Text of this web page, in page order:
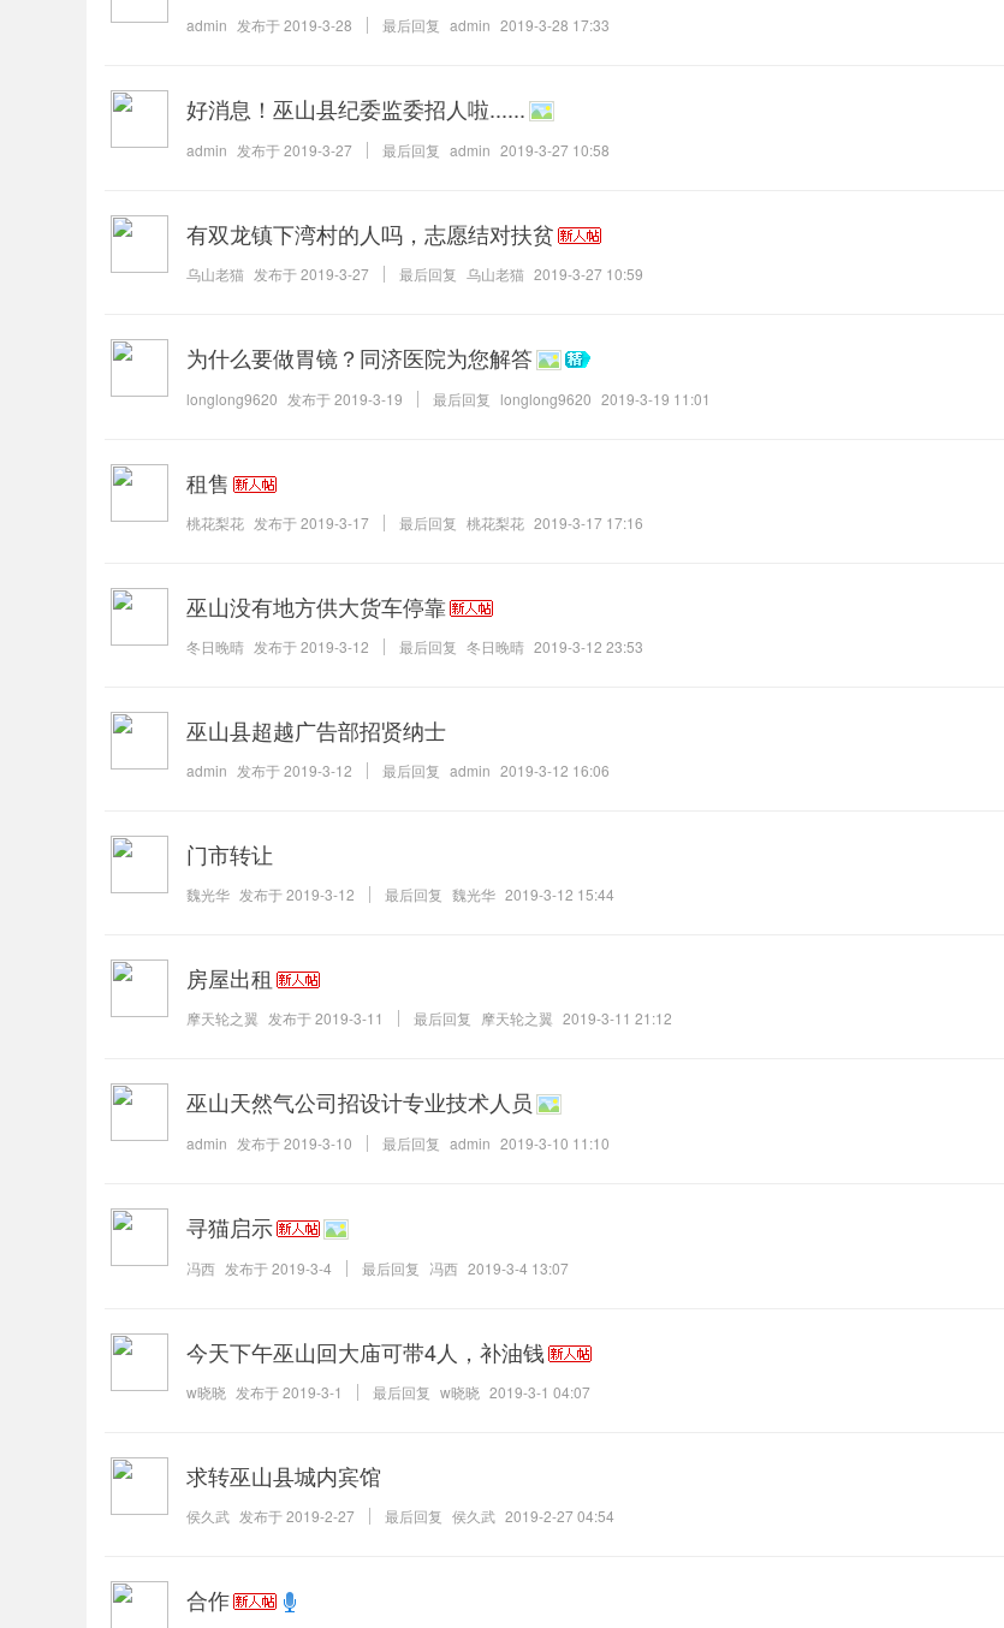
admin 发布于2019-3-28 最后回复 admin 2019-3-28 17:33
好消息！巫山县纪委监委招人啦......
admin 发布于2019-3-27 最后回复 admin 2019-3-27 10:58
有双龙镇下湾村的人吗，志愿结对扶贫
乌山老猫 发布于2019-3-27 最后回复 乌山老猫 2019-3-27 10:59
为什么要做胃镜？同济医院为您解答
longlong9620 发布于2019-3-19 最后回复 longlong9620 2019-3-19 11:01
租售
桃花梨花 发布于2019-3-17 最后回复 桃花梨花 2019-3-17 17:16
巫山没有地方供大货车停靠
冬日晚晴 发布于2019-3-12 最后回复 冬日晚晴 2019-3-12 23:53
巫山县超越广告部招贤纳士
admin 发布于2019-3-12 最后回复 admin 2019-3-12 16:06
门市转让
魏光华 发布于2019-3-12 最后回复 魏光华 2019-3-12 15:44
房屋出租
摩天轮之翼 发布于2019-3-11 最后回复 摩天轮之翼 2019-3-11 21:12
巫山天然气公司招设计专业技术人员
admin 发布于2019-3-10 最后回复 admin 2019-3-10 11:10
寻猫启示
冯西 发布于2019-3-4 最后回复 冯西 2019-3-4 13:07
今天下午巫山回大庙可带4人，补油钱
w晓晓 发布于2019-3-1 最后回复 w晓晓 2019-3-1 04:07
求转巫山县城内宾馆
侯久武 发布于2019-2-27 最后回复 侯久武 2019-2-27 04:54
合作